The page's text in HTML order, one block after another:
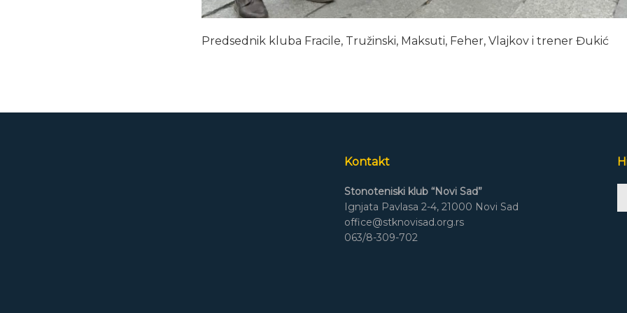
Predsednik kluba Fracile, Tružinski, Maksuti, Feher, Vlajkov i trener Đukić
Kontakt
Stonoteniski klub “Novi Sad”
Ignjata Pavlasa 2-4, 21000 Novi Sad
office@stknovisad.org.rs
063/8-309-702